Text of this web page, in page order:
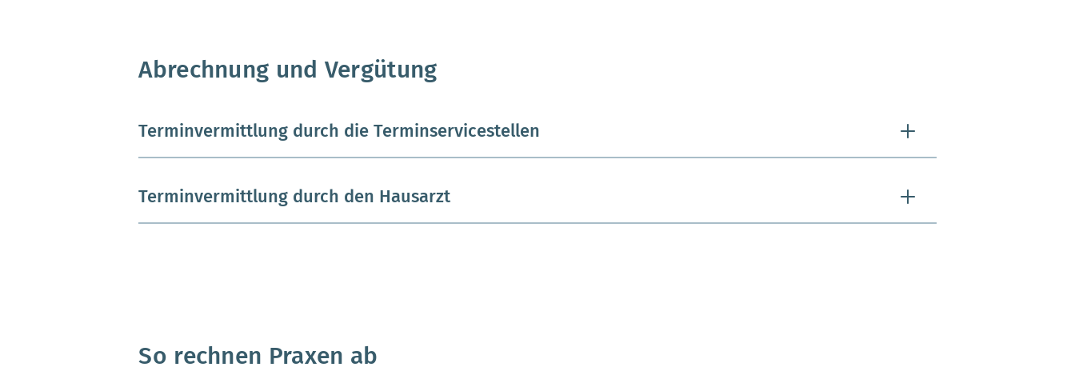
Abrechnung und Vergütung
Terminvermittlung durch die Terminservicestellen
Terminvermittlung durch den Hausarzt
So rechnen Praxen ab